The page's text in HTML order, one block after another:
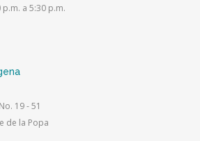
p.m. a 5:30 p.m.
19 - 51
de la Popa